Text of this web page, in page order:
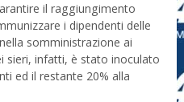
il raggiungimento
i dipendenti delle
somministrazione ai
sieri, infatti, è stato inoculato
ed il restante 20% alla